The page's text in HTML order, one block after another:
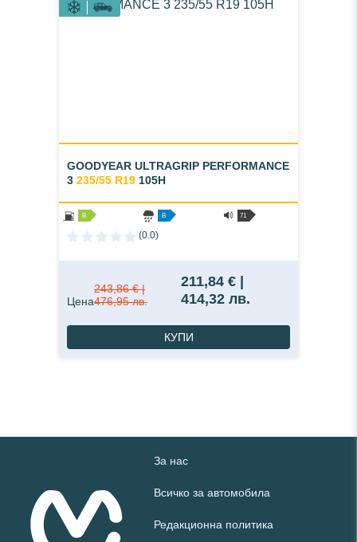
GOODYEAR ULTRAGRIP PERFORMANCE
3 235/55 R19 105H
B B 71
(0.0)
Цена
243,86 € |
476,95 лв.
211,84 € |
414,32 лв.
КУПИ
За нас
Всичко за автомобила
Редакционна политика